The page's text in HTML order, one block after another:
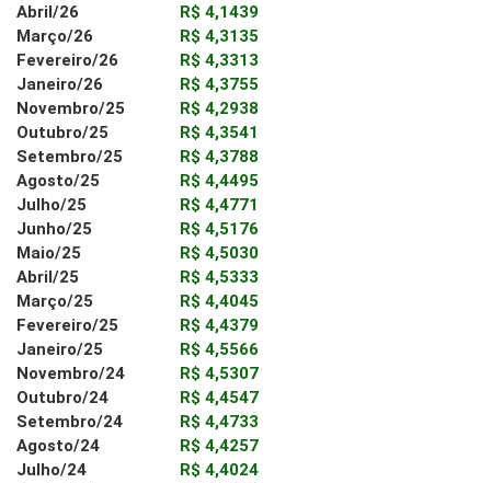
Abril/26
R$ 4,1439
Março/26
R$ 4,3135
Fevereiro/26
R$ 4,3313
Janeiro/26
R$ 4,3755
Novembro/25
R$ 4,2938
Outubro/25
R$ 4,3541
Setembro/25
R$ 4,3788
Agosto/25
R$ 4,4495
Julho/25
R$ 4,4771
Junho/25
R$ 4,5176
Maio/25
R$ 4,5030
Abril/25
R$ 4,5333
Março/25
R$ 4,4045
Fevereiro/25
R$ 4,4379
Janeiro/25
R$ 4,5566
Novembro/24
R$ 4,5307
Outubro/24
R$ 4,4547
Setembro/24
R$ 4,4733
Agosto/24
R$ 4,4257
Julho/24
R$ 4,4024